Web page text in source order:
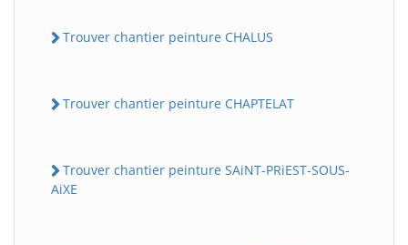
Trouver chantier peinture CHALUS
Trouver chantier peinture CHAPTELAT
Trouver chantier peinture SAiNT-PRiEST-SOUS-
AiXE